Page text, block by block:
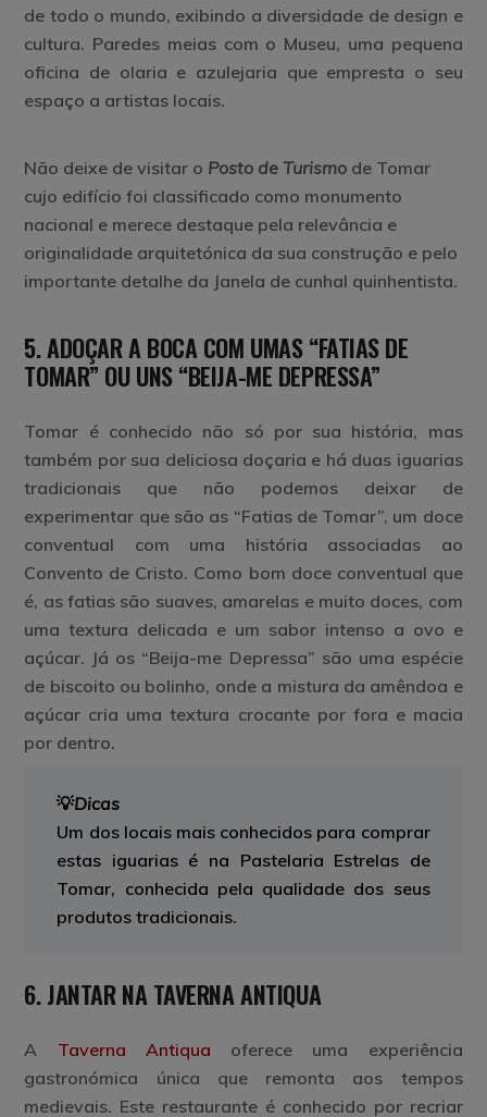
de todo o mundo, exibindo a diversidade de design e
cultura. Paredes meias com o Museu, uma pequena
oficina de olaria e azulejaria que empresta o seu
espaço a artistas locais.
Não deixe de visitar o Posto de Turismo de Tomar
cujo edifício foi classificado como monumento
nacional e merece destaque pela relevância e
originalidade arquitetónica da sua construção e pelo
importante detalhe da Janela de cunhal quinhentista.
5. ADOÇAR A BOCA COM UMAS “FATIAS DE
TOMAR” OU UNS “BEIJA-ME DEPRESSA”
Tomar é conhecido não só por sua história, mas
também por sua deliciosa doçaria e há duas iguarias
tradicionais que não podemos deixar de
experimentar que são as “Fatias de Tomar”, um doce
conventual com uma história associadas ao
Convento de Cristo. Como bom doce conventual que
é, as fatias são suaves, amarelas e muito doces, com
uma textura delicada e um sabor intenso a ovo e
açúcar. Já os “Beija-me Depressa” são uma espécie
de biscoito ou bolinho, onde a mistura da amêndoa e
açúcar cria uma textura crocante por fora e macia
por dentro.
💡Dicas
Um dos locais mais conhecidos para comprar
estas iguarias é na Pastelaria Estrelas de
Tomar, conhecida pela qualidade dos seus
produtos tradicionais.
6. JANTAR NA TAVERNA ANTIQUA
A Taverna Antiqua oferece uma experiência
gastronómica única que remonta aos tempos
medievais. Este restaurante é conhecido por recriar